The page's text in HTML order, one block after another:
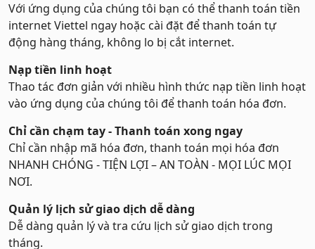
Khuyến mãi
Hỗ trợ
Với ứng dụng của chúng tôi bạn có thể thanh toán tiền
internet Viettel ngay hoặc cài đặt để thanh toán tự
động hàng tháng, không lo bị cắt internet.
Nạp tiền linh hoạt
Thao tác đơn giản với nhiều hình thức nạp tiền linh hoạt
vào ứng dụng của chúng tôi để thanh toán hóa đơn.
Chỉ cần chạm tay - Thanh toán xong ngay
Chỉ cần nhập mã hóa đơn, thanh toán mọi hóa đơn
NHANH CHÓNG - TIỆN LỢI – AN TOÀN - MỌI LÚC MỌI
NƠI.
Quản lý lịch sử giao dịch dễ dàng
Dễ dàng quản lý và tra cứu lịch sử giao dịch trong
tháng.